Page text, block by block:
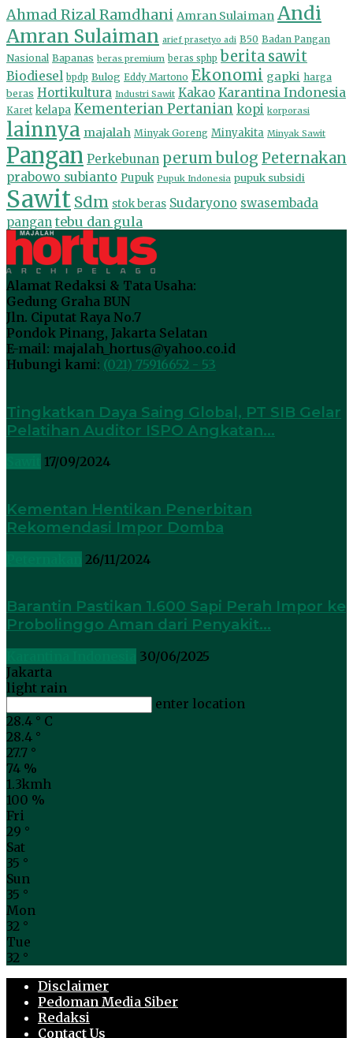
Ahmad Rizal Ramdhani Amran Sulaiman Andi
Amran Sulaiman arief prasetyo adi B50 Badan Pangan
Nasional Bapanas beras premium beras sphp berita sawit
Biodiesel bpdp Bulog Eddy Martono Ekonomi gapki harga
beras Hortikultura Industri Sawit Kakao Karantina Indonesia
Karet kelapa Kementerian Pertanian kopi korporasi
lainnya majalah Minyak Goreng Minyakita Minyak Sawit
Pangan Perkebunan perum bulog Peternakan
prabowo subianto Pupuk Pupuk Indonesia pupuk subsidi
Sawit Sdm stok beras Sudaryono swasembada
pangan tebu dan gula
Alamat Redaksi & Tata Usaha:
Gedung Graha BUN
Jln. Ciputat Raya No.7
Pondok Pinang, Jakarta Selatan
E-mail: majalah_hortus@yahoo.co.id
Hubungi kami: (021) 75916652 - 53
Tingkatkan Daya Saing Global, PT SIB Gelar
Pelatihan Auditor ISPO Angkatan...
17/09/2024
Kementan Hentikan Penerbitan
Rekomendasi Impor Domba
26/11/2024
Barantin Pastikan 1.600 Sapi Perah Impor ke
Probolinggo Aman dari Penyakit...
30/06/2025
Jakarta
light rain
enter location
28.4 ° C
28.4 °
27.7 °
74 %
1.3kmh
100 %
Fri
29 °
Sat
35 °
Sun
35 °
Mon
32 °
Tue
32 °
Disclaimer
Pedoman Media Siber
Redaksi
Contact Us